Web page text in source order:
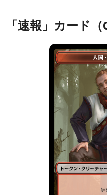
「速報」カード